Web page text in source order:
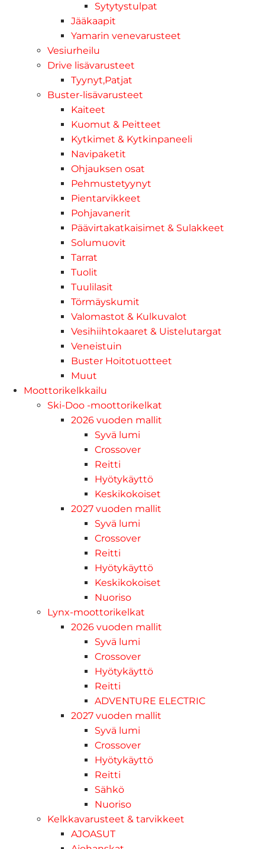
Sytytystulpat
Jääkaapit
Yamarin venevarusteet
Vesiurheilu
Drive lisävarusteet
Tyynyt,Patjat
Buster-lisävarusteet
Kaiteet
Kuomut & Peitteet
Kytkimet & Kytkinpaneeli
Navipaketit
Ohjauksen osat
Pehmustetyynyt
Pientarvikkeet
Pohjavanerit
Päävirtakatkaisimet & Sulakkeet
Solumuovit
Tarrat
Tuolit
Tuulilasit
Törmäyskumit
Valomastot & Kulkuvalot
Vesihiihtokaaret & Uistelutargat
Veneistuin
Buster Hoitotuotteet
Muut
Moottorikelkkailu
Ski-Doo -moottorikelkat
2026 vuoden mallit
Syvä lumi
Crossover
Reitti
Hyötykäyttö
Keskikokoiset
2027 vuoden mallit
Syvä lumi
Crossover
Reitti
Hyötykäyttö
Keskikokoiset
Nuoriso
Lynx-moottorikelkat
2026 vuoden mallit
Syvä lumi
Crossover
Hyötykäyttö
Reitti
ADVENTURE ELECTRIC
2027 vuoden mallit
Syvä lumi
Crossover
Hyötykäyttö
Reitti
Sähkö
Nuoriso
Kelkkavarusteet & tarvikkeet
AJOASUT